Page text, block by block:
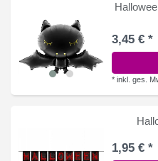
3,45 € *
*inkl. ges.
1,95 € *